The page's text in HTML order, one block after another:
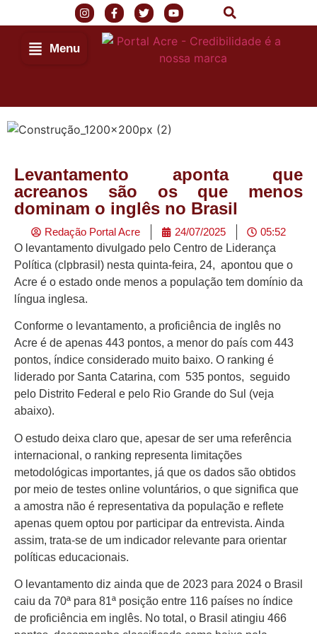
Menu
Início
Últimas
Notícias
Agenda
Cultural
Política
Economia
Atos Oficiais
Atualidades
Blogs e
Levantamento aponta que
acreanos são os que menos
dominam o inglês no Brasil
Redação Portal Acre 24/07/2025
05:52
O levantamento divulgado pelo Centro de Liderança
Política (clpbrasil) nesta quinta-feira, 24, apontou que o
Acre é o estado onde menos a população tem domínio da
língua inglesa.
Conforme o levantamento, a proficiência de inglês no
Acre é de apenas 443 pontos, a menor do país com 443
pontos, índice considerado muito baixo. O ranking é
liderado por Santa Catarina, com 535 pontos, seguido
pelo Distrito Federal e pelo Rio Grande do Sul (veja
abaixo).
O estudo deixa claro que, apesar de ser uma referência
internacional, o ranking representa limitações
metodológicas importantes, já que os dados são obtidos
por meio de testes online voluntários, o que significa que
a amostra não é representativa da população e reflete
apenas quem optou por participar da entrevista. Ainda
assim, trata-se de um indicador relevante para orientar
políticas educacionais.
O levantamento diz ainda que de 2023 para 2024 o Brasil
caiu da 70ª para 81ª posição entre 116 países no índice
de proficiência em inglês. No total, o Brasil atingiu 466